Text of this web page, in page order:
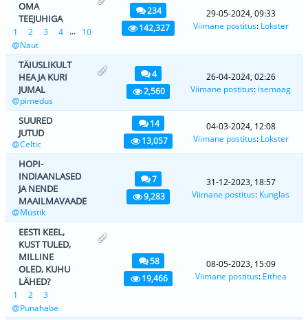
OMA
TEEJUHIGA
1 2 3 4 ... 10
Naut
234
142,327
29-05-2024, 09:33
Viimane postitus: Lokster
TÄIUSLIKULT
HEA JA KURI
JUMAL
pimedus
4
2,560
26-04-2024, 02:26
Viimane postitus: isemaag
SUURED
JUTUD
Celtic
14
13,057
04-03-2024, 12:08
Viimane postitus: Lokster
HOPI-
INDIAANLASED
JA NENDE
MAAILMAVAADE
Müstik
7
9,283
31-12-2023, 18:57
Viimane postitus: Kunglas
EESTI KEEL,
KUST TULED,
MILLINE
OLED, KUHU
LÄHED?
1 2
3
Punahabe
58
19,466
08-05-2023, 15:09
Viimane postitus: Eithea